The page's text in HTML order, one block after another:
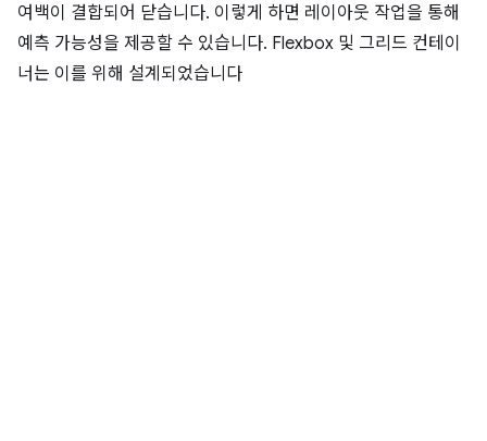
여백이 결합되어 닫습니다. 이렇게 하면 레이아웃 작업을 통해
예측 가능성을 제공할 수 있습니다. Flexbox 및 그리드 컨테이
너는 이를 위해 설계되었습니다